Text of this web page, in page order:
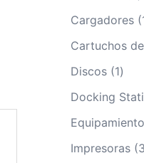
Cargadores
Cartuchos
Discos 11
Docking
Impresoras 3